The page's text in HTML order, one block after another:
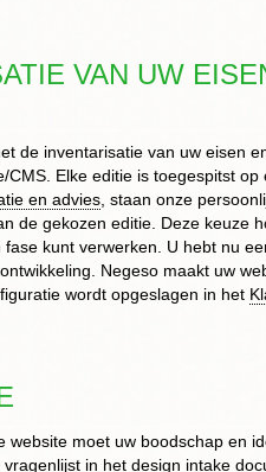
VAN UW
de inventarisatie van uw eisen
Elke editie is toegespitst
en advies, staan onze
de gekozen editie. Deze keuze
kunt verwerken. U hebt nu
Negeso maakt uw
wordt opgeslagen in het
website moet uw boodschap en
in het design intake